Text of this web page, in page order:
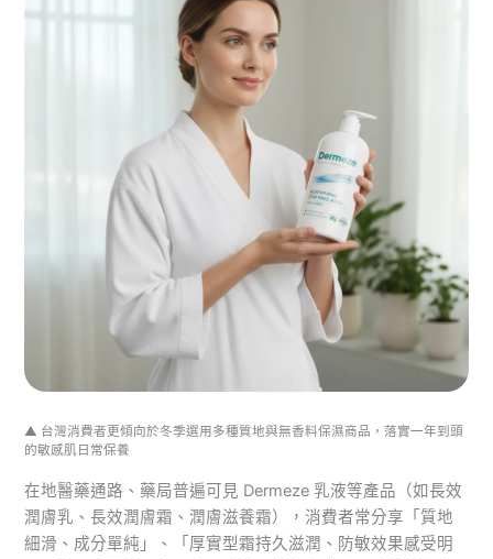
▲ 台灣消費者更傾向於冬季選用多種質地與無香料保濕商品，落實一年到頭
的敏感肌日常保養
在地醫藥通路、藥局普遍可見 Dermeze 乳液等產品（如長效
潤膚乳、長效潤膚霜、潤膚滋養霜），消費者常分享「質地
細滑、成分單純」、「厚實型霜持久滋潤、防敏效果感受明